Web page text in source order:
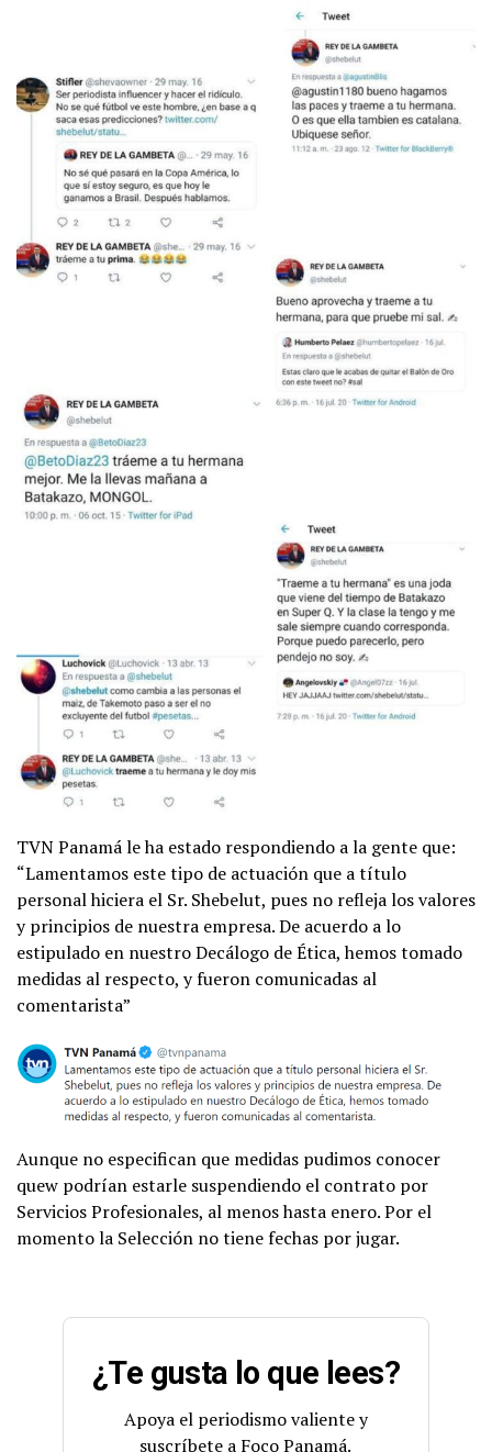
TVN Panamá le ha estado respondiendo a la gente que:
“Lamentamos este tipo de actuación que a título
personal hiciera el Sr. Shebelut, pues no refleja los valores
y principios de nuestra empresa. De acuerdo a lo
estipulado en nuestro Decálogo de Ética, hemos tomado
medidas al respecto, y fueron comunicadas al
comentarista”
Aunque no especifican que medidas pudimos conocer
quew podrían estarle suspendiendo el contrato por
Servicios Profesionales, al menos hasta enero. Por el
momento la Selección no tiene fechas por jugar.
¿Te gusta lo que lees?
Apoya el periodismo valiente y
suscríbete a Foco Panamá.